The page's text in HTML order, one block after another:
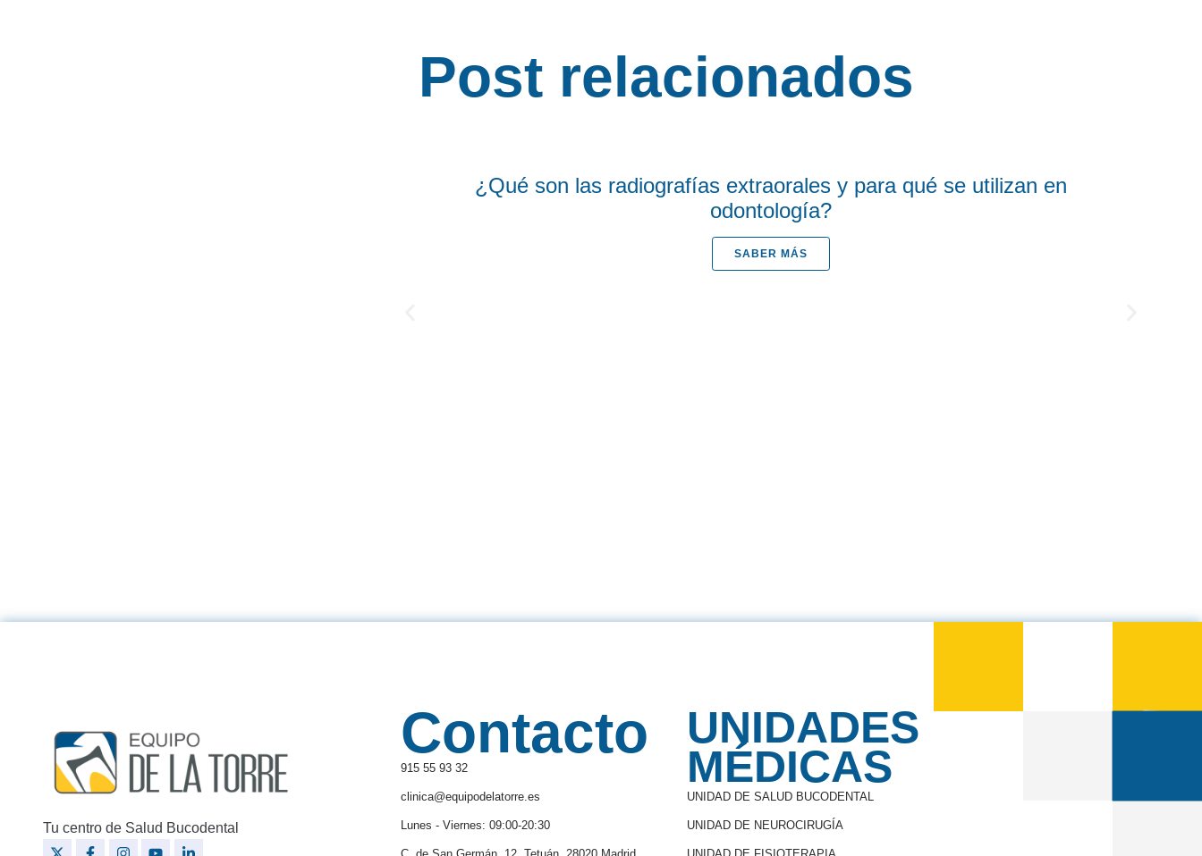
Post relacionados
¿Qué son las radiografías extraorales y para qué se utilizan en
odontología?
SABER MÁS
Tu centro de Salud Bucodental
Contacto
915 55 93 32
clinica@equipodelatorre.es
Lunes - Viernes: 09:00-20:30
UNIDADES
MÉDICAS
UNIDAD DE SALUD BUCODENTAL
UNIDAD DE NEUROCIRUGÍA